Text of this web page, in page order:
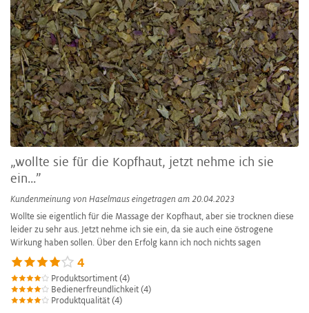
„wollte sie für die Kopfhaut, jetzt nehme ich sie
ein...”
Kundenmeinung von Haselmaus eingetragen am 20.04.2023
Wollte sie eigentlich für die Massage der Kopfhaut, aber sie trocknen diese
leider zu sehr aus. Jetzt nehme ich sie ein, da sie auch eine östrogene
Wirkung haben sollen. Über den Erfolg kann ich noch nichts sagen
4
Produktsortiment (4)
Bedienerfreundlichkeit (4)
Produktqualität (4)